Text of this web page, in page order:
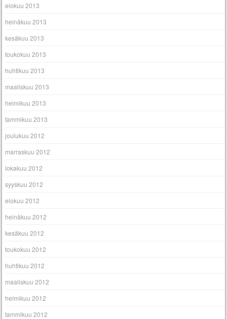
elokuu 2013
heinäkuu 2013
kesäkuu 2013
toukokuu 2013
huhtikuu 2013
maaliskuu 2013
helmikuu 2013
tammikuu 2013
joulukuu 2012
marraskuu 2012
lokakuu 2012
syyskuu 2012
elokuu 2012
heinäkuu 2012
kesäkuu 2012
toukokuu 2012
huhtikuu 2012
maaliskuu 2012
helmikuu 2012
tammikuu 2012